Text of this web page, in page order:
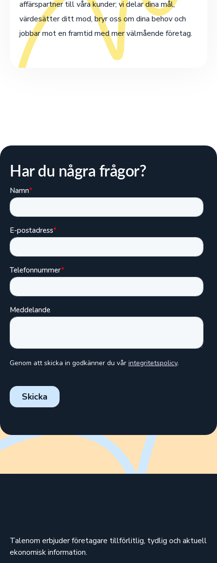
affärspartner till våra kunder; vi delar dina mål,
värdesätter ditt mod, bryr oss om dina behov och
jobbar mot en framtid med mer välmående företag.
Har du några frågor?
Talenom erbjuder företagare tillförlitlig, tydlig och aktuell
ekonomisk information.